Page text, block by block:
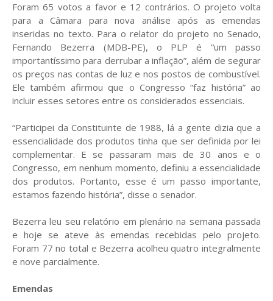
Foram 65 votos a favor e 12 contrários. O projeto volta
para a Câmara para nova análise após as emendas
inseridas no texto. Para o relator do projeto no Senado,
Fernando Bezerra (MDB-PE), o PLP é “um passo
importantíssimo para derrubar a inflação”, além de segurar
os preços nas contas de luz e nos postos de combustível.
Ele também afirmou que o Congresso “faz história” ao
incluir esses setores entre os considerados essenciais.
“Participei da Constituinte de 1988, lá a gente dizia que a
essencialidade dos produtos tinha que ser definida por lei
complementar. E se passaram mais de 30 anos e o
Congresso, em nenhum momento, definiu a essencialidade
dos produtos. Portanto, esse é um passo importante,
estamos fazendo história”, disse o senador.
Bezerra leu seu relatório em plenário na semana passada
e hoje se ateve às emendas recebidas pelo projeto.
Foram 77 no total e Bezerra acolheu quatro integralmente
e nove parcialmente.
Emendas